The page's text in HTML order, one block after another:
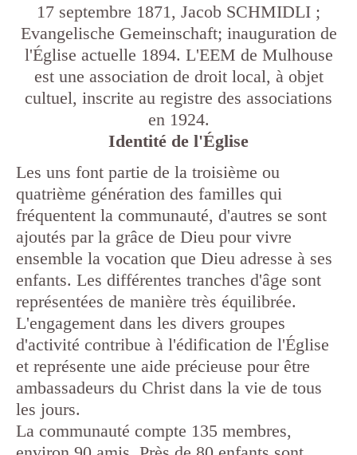
17 septembre 1871, Jacob SCHMIDLI ;
Evangelische Gemeinschaft; inauguration de
l'Église actuelle 1894. L'EEM de Mulhouse
est une association de droit local, à objet
cultuel, inscrite au registre des associations
en 1924.
Identité de l'Église
Les uns font partie de la troisième ou
quatrième génération des familles qui
fréquentent la communauté, d'autres se sont
ajoutés par la grâce de Dieu pour vivre
ensemble la vocation que Dieu adresse à ses
enfants. Les différentes tranches d'âge sont
représentées de manière très équilibrée.
L'engagement dans les divers groupes
d'activité contribue à l'édification de l'Église
et représente une aide précieuse pour être
ambassadeurs du Christ dans la vie de tous
les jours.
La communauté compte 135 membres,